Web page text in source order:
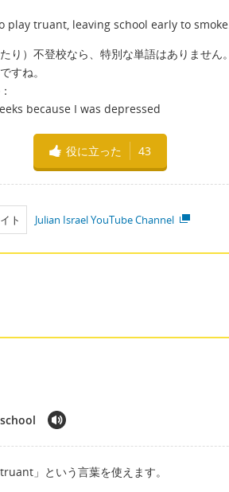
play truant, leaving school early to smoke.
り）不登校なら、特別な単語はありません。
すね。
because I was depressed
役に立った 43
ト Julian Israel YouTube Channel
」という言葉を使えます。